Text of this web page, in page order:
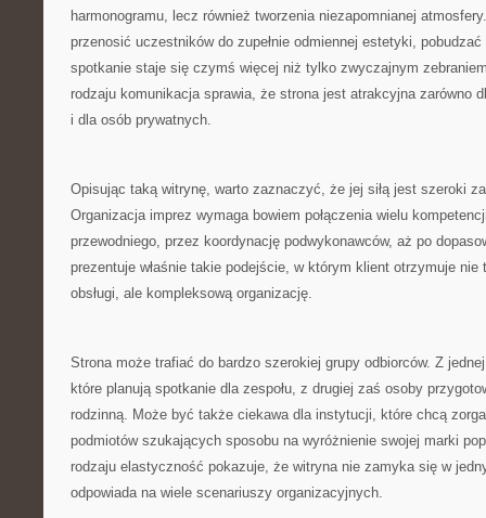
harmonogramu, lecz również tworzenia niezapomnianej
przenosić uczestników do zupełnie odmiennej estetyki,
spotkanie staje się czymś więcej niż tylko zwyczajnym
rodzaju komunikacja sprawia, że strona jest atrakcyjna zarówno
i dla osób prywatnych.
Opisując taką witrynę, warto zaznaczyć, że jej siłą jest szeroki
Organizacja imprez wymaga bowiem połączenia wielu
przewodniego, przez koordynację podwykonawców, aż po
prezentuje właśnie takie podejście, w którym klient otrzymuje nie
obsługi, ale kompleksową organizację.
Strona może trafiać do bardzo szerokiej grupy odbiorców. Z
które planują spotkanie dla zespołu, z drugiej zaś osoby
rodzinną. Może być także ciekawa dla instytucji, które chcą
podmiotów szukających sposobu na wyróżnienie swojej marki
rodzaju elastyczność pokazuje, że witryna nie zamyka się w
odpowiada na wiele scenariuszy organizacyjnych.